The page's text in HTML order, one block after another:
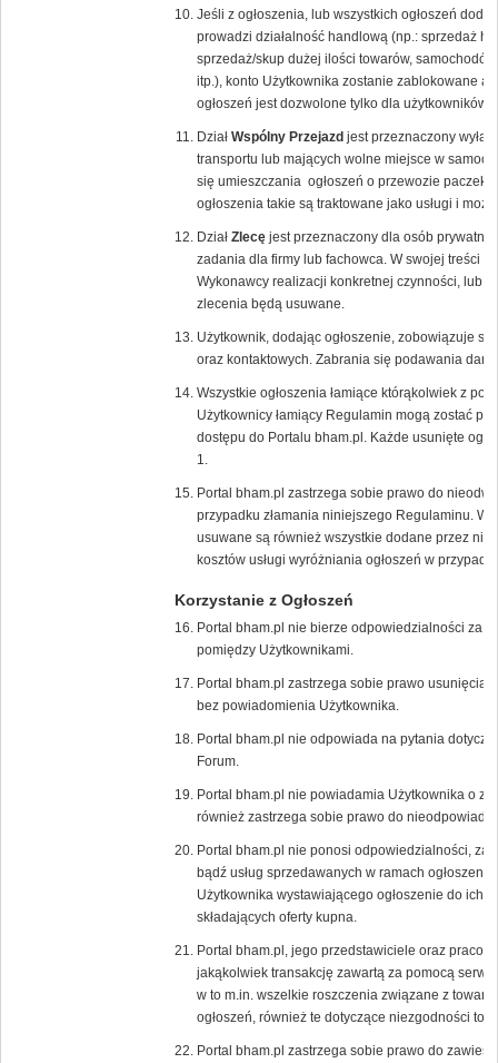
Jeśli z ogłoszenia, lub wszystkich ogłoszeń
prowadzi działalność handlową (np.: sprzedaż
sprzedaż/skup dużej ilości towarów,
itp.), konto Użytkownika zostanie zablokowane a
ogłoszeń jest dozwolone tylko dla użytkowników
Dział Wspólny Przejazd jest przeznaczony
transportu lub mających wolne miejsce w
się umieszczania ogłoszeń o przewozie paczek
ogłoszenia takie są traktowane jako usługi i
Dział Zlecęjest przeznaczony dla osób
zadania dla firmy lub fachowca. W swojej treści
Wykonawcy realizacji konkretnej czynności, lub
zlecenia będą usuwane.
Użytkownik, dodając ogłoszenie, zobowiązuje
oraz kontaktowych. Zabrania się podawania
Wszystkie ogłoszenia łamiące którąkolwiek z
Użytkownicy łamiący Regulamin mogą zostać
dostępu do Portalu bham.pl. Każde usunięte
1.
Portal bham.pl zastrzega sobie prawo do
przypadku złamania niniejszego Regulaminu.
usuwane są również wszystkie dodane przez
kosztów usługi wyróżniania ogłoszeń w
Korzystanie z Ogłoszeń
Portal bham.pl nie bierze odpowiedzialności za
pomiędzy Użytkownikami.
Portal bham.pl zastrzega sobie prawo
bez powiadomienia Użytkownika.
Portal bham.pl nie odpowiada na pytania
Forum.
Portal bham.pl nie powiadamia Użytkownika o
również zastrzega sobie prawo do
Portal bham.pl nie ponosi odpowiedzialności,
bądź usług sprzedawanych w ramach
Użytkownika wystawiającego ogłoszenie do ich
składających oferty kupna.
Portal bham.pl, jego przedstawiciele oraz
jakąkolwiek transakcję zawartą za pomocą
w to m.in. wszelkie roszczenia związane z
ogłoszeń, również te dotyczące niezgodności
Portal bham.pl zastrzega sobie prawo do